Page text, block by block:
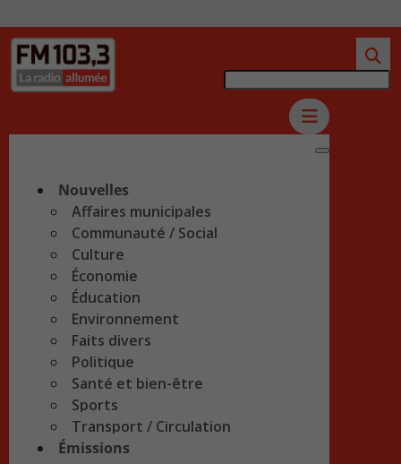
Nouvelles
Affaires municipales
Communauté / Social
Culture
Économie
Éducation
Environnement
Faits divers
Politique
Santé et bien-être
Sports
Transport / Circulation
Émissions